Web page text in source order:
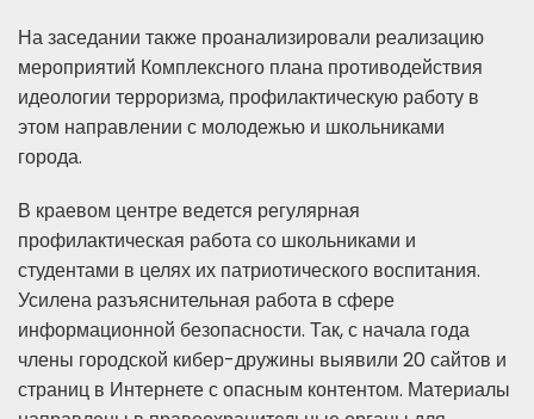
На заседании также проанализировали реализацию
мероприятий Комплексного плана противодействия
идеологии терроризма, профилактическую работу в
этом направлении с молодежью и школьниками
города.
В краевом центре ведется регулярная
профилактическая работа со школьниками и
студентами в целях их патриотического воспитания.
Усилена разъяснительная работа в сфере
информационной безопасности. Так, с начала года
члены городской кибер-дружины выявили 20 сайтов и
страниц в Интернете с опасным контентом. Материалы